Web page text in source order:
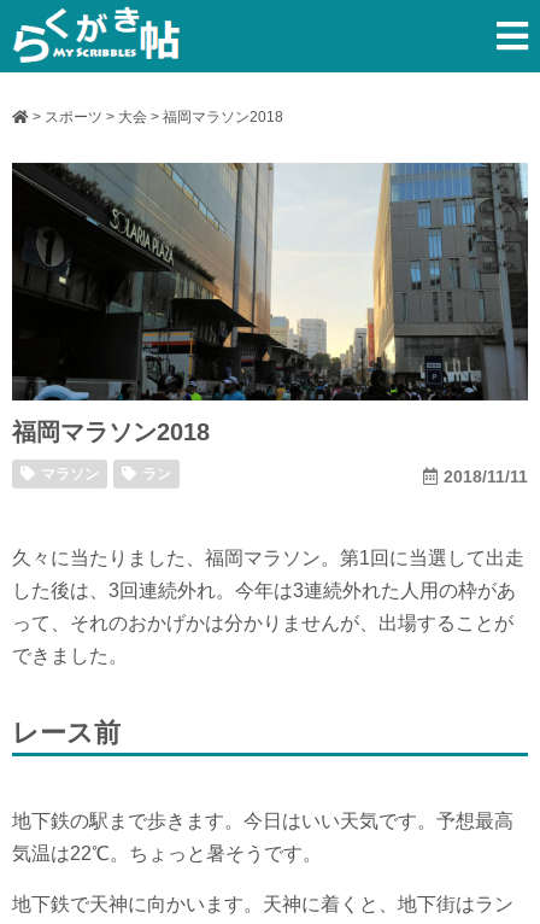
> スポーツ > 大会 > 福岡マラソン2018
福岡マラソン2018
マラソン ラン 2018/11/11
久々に当たりました、福岡マラソン。第1回に当選して出走
した後は、3回連続外れ。今年は3連続外れた人用の枠があ
って、それのおかげかは分かりませんが、出場することが
できました。
レース前
地下鉄の駅まで歩きます。今日はいい天気です。予想最高
気温は22℃。ちょっと暑そうです。
地下鉄で天神に向かいます。天神に着くと、地下街はラン